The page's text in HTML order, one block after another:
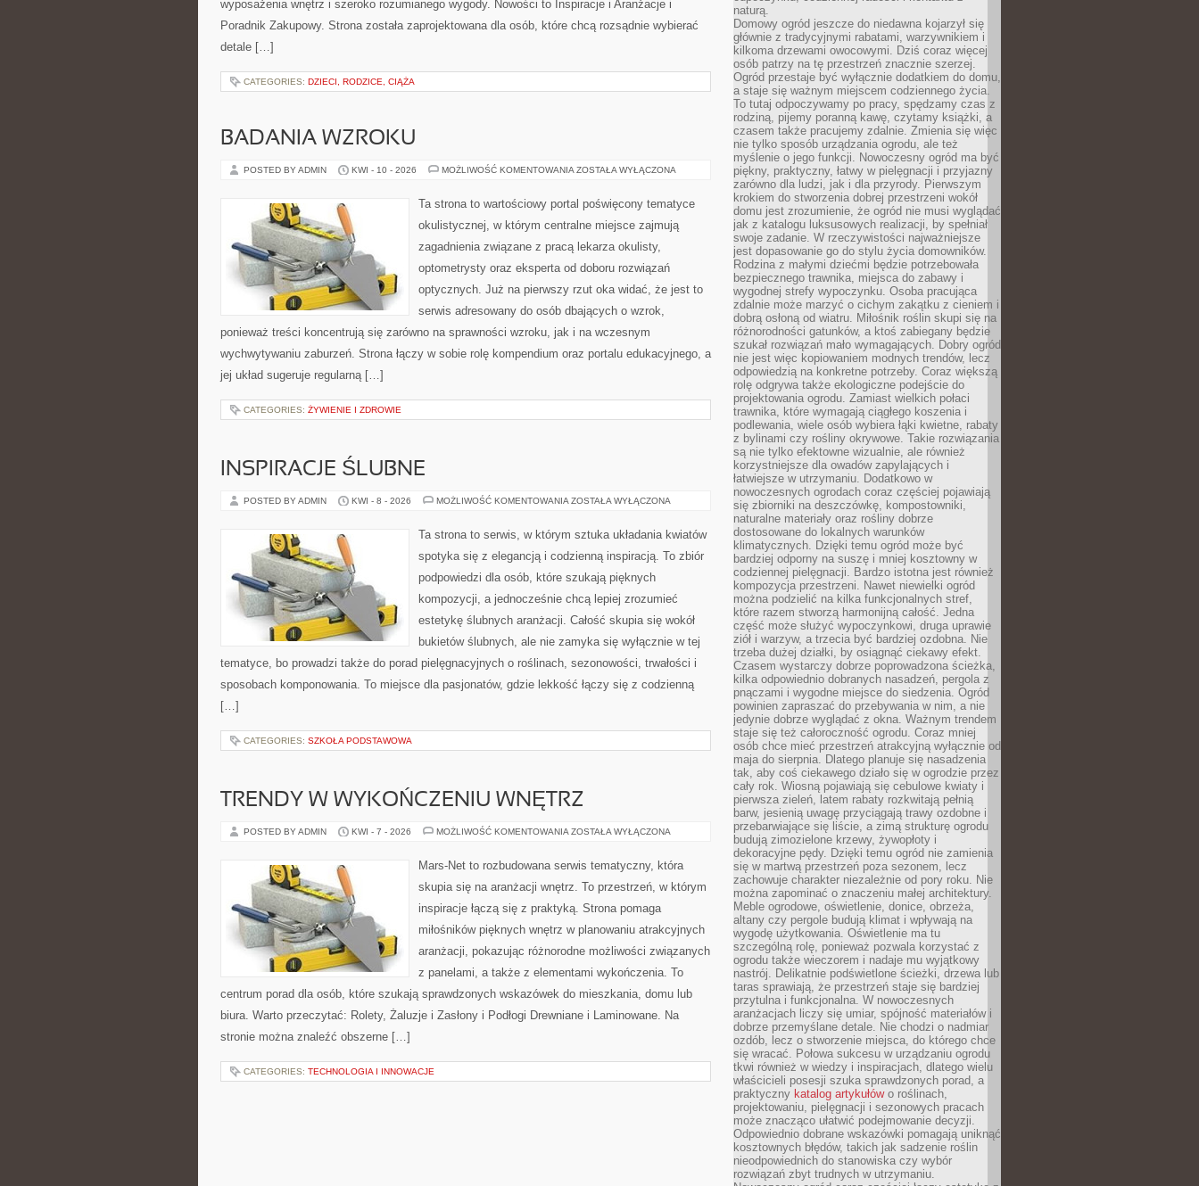
wyposażenia wnętrz i szeroko rozumianego wygody. Nowości to Inspiracje i Aranżacje i
Poradnik Zakupowy. Strona została zaprojektowana dla osób, które chcą rozsądnie wybierać
detale […]
CATEGORIES: DZIECI, RODZICE, CIĄŻA
BADANIA WZROKU
POSTED BY ADMIN KWI - 10 - 2026 MOŻLIWOŚĆ KOMENTOWANIA BADANIA
ZOSTAŁA WYŁĄCZONA
Ta strona to wartościowy portal poświęcony tematyce
okulistycznej, w którym centralne miejsce zajmują
zagadnienia związane z pracą lekarza okulisty,
optometrysty oraz eksperta od doboru rozwiązań
optycznych. Już na pierwszy rzut oka widać, że jest to
serwis adresowany do osób dbających o wzrok,
ponieważ treści koncentrują się zarówno na sprawności wzroku, jak i na wczesnym
wychwytywaniu zaburzeń. Strona łączy w sobie rolę kompendium oraz portalu edukacyjnego, a
jej układ sugeruje regularną […]
CATEGORIES: ŻYWIENIE I ZDROWIE
INSPIRACJE ŚLUBNE
POSTED BY ADMIN KWI - 8 - 2026 MOŻLIWOŚĆ KOMENTOWANIA INSPIRACJE
ZOSTAŁA WYŁĄCZONA
Ta strona to serwis, w którym sztuka układania kwiatów
spotyka się z elegancją i codzienną inspiracją. To zbiór
podpowiedzi dla osób, które szukają pięknych
kompozycji, a jednocześnie chcą lepiej zrozumieć
estetykę ślubnych aranżacji. Całość skupia się wokół
bukietów ślubnych, ale nie zamyka się wyłącznie w tej
tematyce, bo prowadzi także do porad pielęgnacyjnych o roślinach, sezonowości, trwałości i
sposobach komponowania. To miejsce dla pasjonatów, gdzie lekkość łączy się z codzienną
[…]
CATEGORIES: SZKOŁA PODSTAWOWA
TRENDY W WYKOŃCZENIU WNĘTRZ
POSTED BY ADMIN KWI - 7 - 2026 MOŻLIWOŚĆ KOMENTOWANIA TRENDY
WNĘTRZ
ZOSTAŁA WYŁĄCZONA
Mars-Net to rozbudowana serwis tematyczny, która
skupia się na aranżacji wnętrz. To przestrzeń, w którym
inspiracje łączą się z praktyką. Strona pomaga
miłośników pięknych wnętrz w planowaniu atrakcyjnych
aranżacji, pokazując różnorodne możliwości związanych
z panelami, a także z elementami wykończenia. To
centrum porad dla osób, które szukają sprawdzonych wskazówek do mieszkania, domu lub
biura. Warto przeczytać: Rolety, Żaluzje i Zasłony i Podłogi Drewniane i Laminowane. Na
stronie można znaleźć obszerne […]
CATEGORIES: TECHNOLOGIA I INNOWACJE
naturą.
Domowy ogród jeszcze do niedawna kojarzył się
głównie z tradycyjnymi rabatami, warzywnikiem i
kilkoma drzewami owocowymi. Dziś coraz więcej
osób patrzy na tę przestrzeń znacznie szerzej.
Ogród przestaje być wyłącznie dodatkiem do domu,
a staje się ważnym miejscem codziennego życia.
To tutaj odpoczywamy po pracy, spędzamy czas z
rodziną, pijemy poranną kawę, czytamy książki, a
czasem także pracujemy zdalnie. Zmienia się więc
nie tylko sposób urządzania ogrodu, ale też
myślenie o jego funkcji. Nowoczesny ogród ma być
piękny, praktyczny, łatwy w pielęgnacji i przyjazny
zarówno dla ludzi, jak i dla przyrody. Pierwszym
krokiem do stworzenia dobrej przestrzeni wokół
domu jest zrozumienie, że ogród nie musi wyglądać
jak z katalogu luksusowych realizacji, by spełniał
swoje zadanie. W rzeczywistości najważniejsze
jest dopasowanie go do stylu życia domowników.
Rodzina z małymi dziećmi będzie potrzebowała
bezpiecznego trawnika, miejsca do zabawy i
wygodnej strefy wypoczynku. Osoba pracująca
zdalnie może marzyć o cichym zakątku z cieniem i
dobrą osłoną od wiatru. Miłośnik roślin skupi się na
różnorodności gatunków, a ktoś zabiegany będzie
szukał rozwiązań mało wymagających. Dobry ogród
nie jest więc kopiowaniem modnych trendów, lecz
odpowiedzią na konkretne potrzeby. Coraz większą
rolę odgrywa także ekologiczne podejście do
projektowania ogrodu. Zamiast wielkich połaci
trawnika, które wymagają ciągłego koszenia i
podlewania, wiele osób wybiera łąki kwietne, rabaty
z bylinami czy rośliny okrywowe. Takie rozwiązania
są nie tylko efektowne wizualnie, ale również
korzystniejsze dla owadów zapylających i
łatwiejsze w utrzymaniu. Dodatkowo w
nowoczesnych ogrodach coraz częściej pojawiają
się zbiorniki na deszczówkę, kompostowniki,
naturalne materiały oraz rośliny dobrze
dostosowane do lokalnych warunków
klimatycznych. Dzięki temu ogród może być
bardziej odporny na suszę i mniej kosztowny w
codziennej pielęgnacji. Bardzo istotna jest również
kompozycja przestrzeni. Nawet niewielki ogród
można podzielić na kilka funkcjonalnych stref,
które razem stworzą harmonijną całość. Jedna
część może służyć wypoczynkowi, druga uprawie
ziół i warzyw, a trzecia być bardziej ozdobna. Nie
trzeba dużej działki, by osiągnąć ciekawy efekt.
Czasem wystarczy dobrze poprowadzona ścieżka,
kilka odpowiednio dobranych nasadzeń, pergola z
pnączami i wygodne miejsce do siedzenia. Ogród
powinien zapraszać do przebywania w nim, a nie
jedynie dobrze wyglądać z okna. Ważnym trendem
staje się też całoroczność ogrodu. Coraz mniej
osób chce mieć przestrzeń atrakcyjną wyłącznie od
maja do sierpnia. Dlatego planuje się nasadzenia
tak, aby coś ciekawego działo się w ogrodzie przez
cały rok. Wiosną pojawiają się cebulowe kwiaty i
pierwsza zieleń, latem rabaty rozkwitają pełnią
barw, jesienią uwagę przyciągają trawy ozdobne i
przebarwiające się liście, a zimą strukturę ogrodu
budują zimozielone krzewy, żywopłoty i
dekoracyjne pędy. Dzięki temu ogród nie zamienia
się w martwą przestrzeń poza sezonem, lecz
zachowuje charakter niezależnie od pory roku. Nie
można zapominać o znaczeniu małej architektury.
Meble ogrodowe, oświetlenie, donice, obrzeża,
altany czy pergole budują klimat i wpływają na
wygodę użytkowania. Oświetlenie ma tu
szczególną rolę, ponieważ pozwala korzystać z
ogrodu także wieczorem i nadaje mu wyjątkowy
nastrój. Delikatnie podświetlone ścieżki, drzewa lub
taras sprawiają, że przestrzeń staje się bardziej
przytulna i funkcjonalna. W nowoczesnych
aranżacjach liczy się umiar, spójność materiałów i
dobrze przemyślane detale. Nie chodzi o nadmiar
ozdób, lecz o stworzenie miejsca, do którego chce
się wracać. Połowa sukcesu w urządzaniu ogrodu
tkwi również w wiedzy i inspiracjach, dlatego wielu
właścicieli posesji szuka sprawdzonych porad, a
praktyczny katalog artykułówo roślinach,
projektowaniu, pielęgnacji i sezonowych pracach
może znacząco ułatwić podejmowanie decyzji.
Odpowiednio dobrane wskazówki pomagają uniknąć
kosztownych błędów, takich jak sadzenie roślin
nieodpowiednich do stanowiska czy wybór
rozwiązań zbyt trudnych w utrzymaniu.